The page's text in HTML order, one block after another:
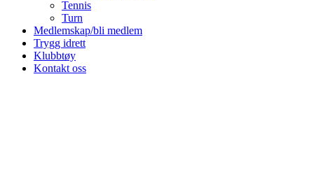
Tennis
Turn
Medlemskap/bli medlem
Trygg idrett
Klubbtøy
Kontakt oss